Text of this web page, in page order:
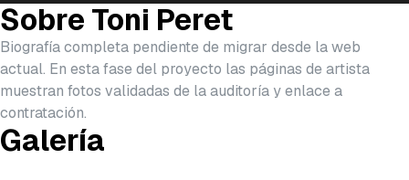
Sobre Toni Peret
Biografía completa pendiente de migrar desde la web
actual. En esta fase del proyecto las páginas de artista
muestran fotos validadas de la auditoría y enlace a
contratación.
Galería